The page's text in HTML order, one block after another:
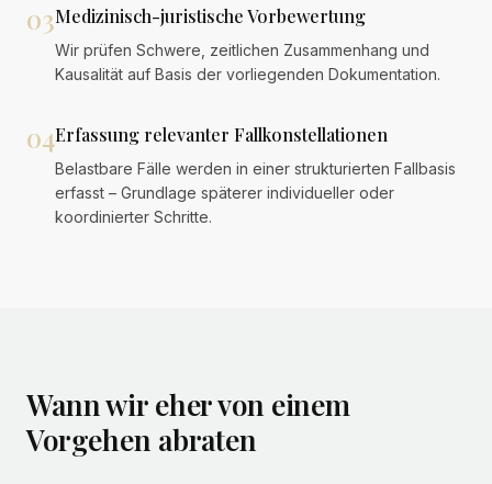
03Medizinisch-juristische Vorbewertung
Wir prüfen Schwere, zeitlichen Zusammenhang und
Kausalität auf Basis der vorliegenden Dokumentation.
04Erfassung relevanter Fallkonstellationen
Belastbare Fälle werden in einer strukturierten Fallbasis
erfasst – Grundlage späterer individueller oder
koordinierter Schritte.
Wann wir eher von einem
Vorgehen abraten